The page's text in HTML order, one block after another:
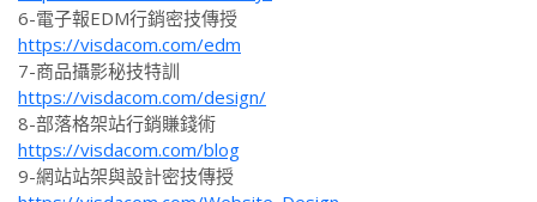
6-電子報EDM行銷密技傳授
https://visdacom.com/edm
7-商品攝影秘技特訓
https://visdacom.com/design/
8-部落格架站行銷賺錢術
https://visdacom.com/blog
9-網站站架與設計密技傳授